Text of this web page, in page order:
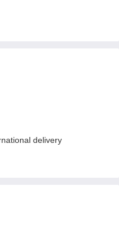
delivery